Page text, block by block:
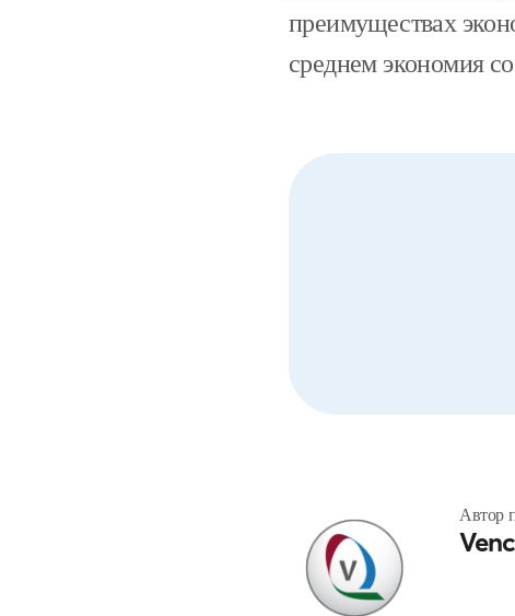
преимуществах
среднем экономия
Автор